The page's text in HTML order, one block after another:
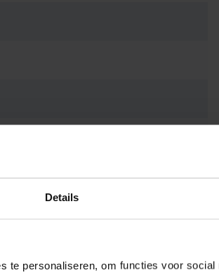
Details
te personaliseren, om functies voor social